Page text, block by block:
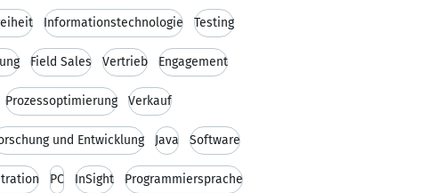
Informationstechnologie Testing
Field Sales Vertrieb Engagement
Prozessoptimierung Verkauf
und Entwicklung Java Software
PC InSight Programmiersprache